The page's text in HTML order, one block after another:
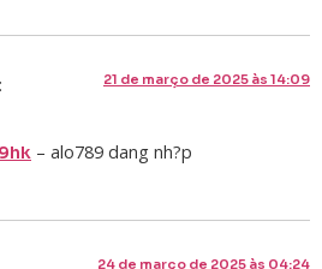
21 de março de 2025 às 14:09
– alo789 dang nh?p
24 de março de 2025 às 04:24